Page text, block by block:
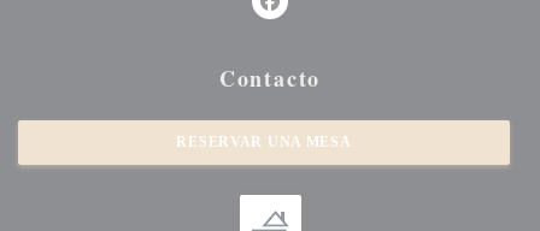
Facebook ((abre en una nueva
Contacto
RESERVAR UNA MESA